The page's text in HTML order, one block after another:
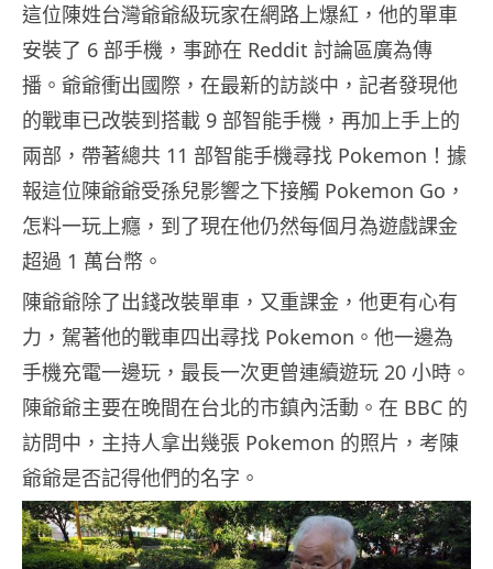
這位陳姓台灣爺爺級玩家在網路上爆紅，他的單車
安裝了 6 部手機，事跡在 Reddit 討論區廣為傳
播。爺爺衝出國際，在最新的訪談中，記者發現他
的戰車已改裝到搭載 9 部智能手機，再加上手上的
兩部，帶著總共 11 部智能手機尋找 Pokemon！據
報這位陳爺爺受孫兒影響之下接觸 Pokemon Go，
怎料一玩上癮，到了現在他仍然每個月為遊戲課金
超過 1 萬台幣。
陳爺爺除了出錢改裝單車，又重課金，他更有心有
力，駕著他的戰車四出尋找 Pokemon。他一邊為
手機充電一邊玩，最長一次更曾連續遊玩 20 小時。
陳爺爺主要在晚間在台北的市鎮內活動。在 BBC 的
訪問中，主持人拿出幾張 Pokemon 的照片，考陳
爺爺是否記得他們的名字。